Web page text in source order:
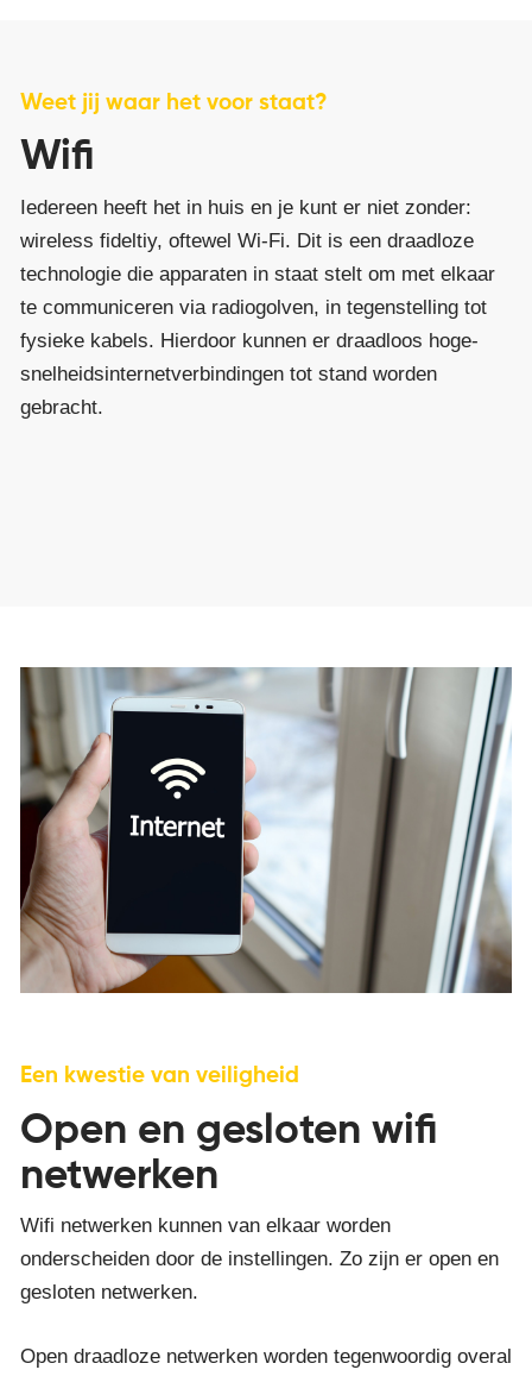
Weet jij waar het voor staat?
Wifi
Iedereen heeft het in huis en je kunt er niet zonder:
wireless fideltiy, oftewel Wi-Fi. Dit is een draadloze
technologie die apparaten in staat stelt om met elkaar
te communiceren via radiogolven, in tegenstelling tot
fysieke kabels. Hierdoor kunnen er draadloos hoge-
snelheidsinternetverbindingen tot stand worden
gebracht.
Een kwestie van veiligheid
Open en gesloten wifi
netwerken
Wifi netwerken kunnen van elkaar worden
onderscheiden door de instellingen. Zo zijn er open en
gesloten netwerken.
Open draadloze netwerken worden tegenwoordig overal